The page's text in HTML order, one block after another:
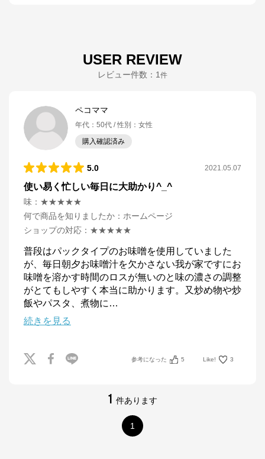
USER REVIEW
レビュー件数： 1 件
ペコママ
年代 ： 50代 性別 ： 女性
購入確認済み
5.0 2021.05.07
使い易く忙しい毎日に大助かり^_^
味 ： ★★★★★
何で商品を知りましたか ： ホームページ
ショップの対応 ： ★★★★★
普段はパックタイプのお味噌を使用していました
が、毎日朝夕お味噌汁を欠かさない我が家ですにお
味噌を溶かす時間のロスが無いのと味の濃さの調整
がとてもしやすく本当に助かります。又炒め物や炒
飯やパスタ、煮物に …
続きを見る
参考になった 5 Like! 3
1 件あります
1